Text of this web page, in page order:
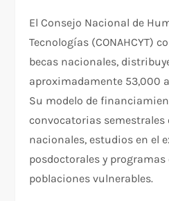
El Consejo Nacional de
Tecnologías (CONAHCYT)
becas nacionales,
aproximadamente 53,000
Su modelo de
convocatorias semestrales
nacionales, estudios en el
posdoctorales y programas
poblaciones vulnerables.​